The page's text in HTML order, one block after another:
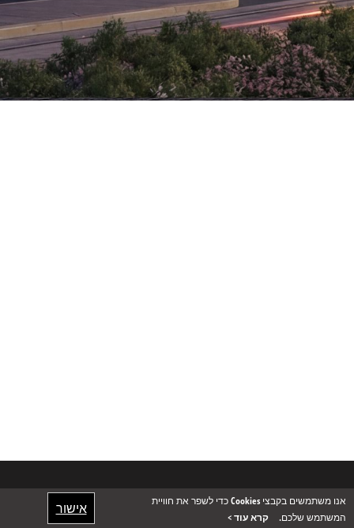
אנו משתמשים בקבצי Cookies כדי לשפר את חוויית
המשתמש שלכם.
קרא עוד >
אישור